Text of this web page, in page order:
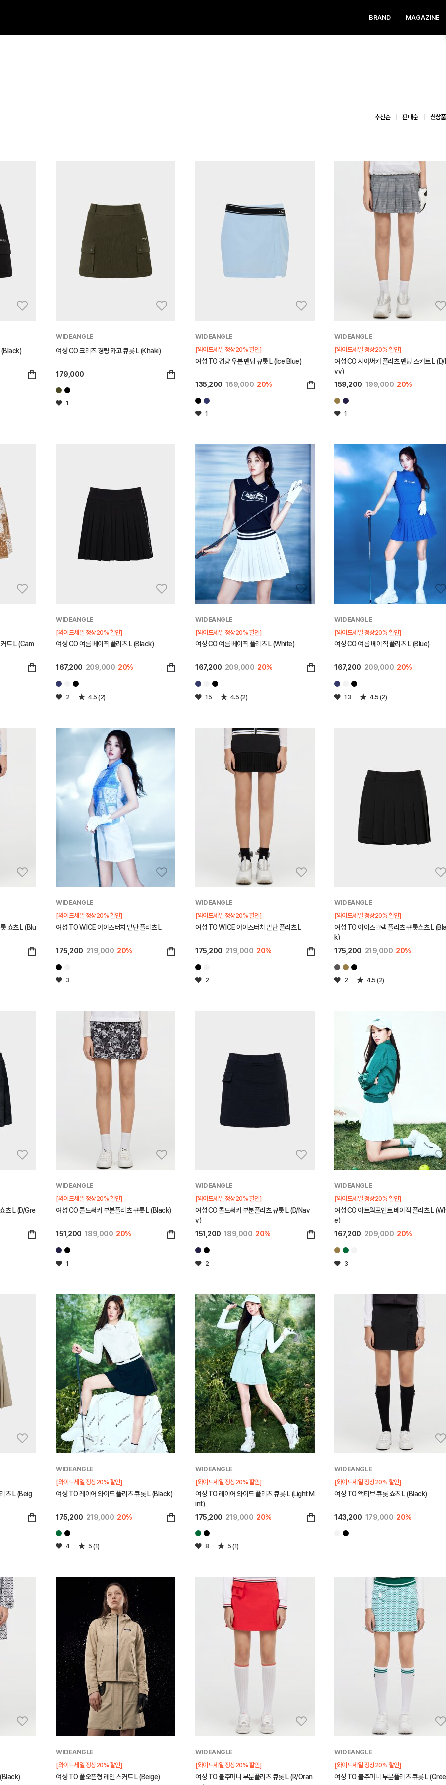
BRAND MAGAZINE
추천순 판매순 신상
(Black)
WIDEANGLE
여성 CO 크리즈 경량 카고 큐롯 L (Khaki)
179,000
1
WIDEANGLE
[와이드세일 정상20% 할인]
여성 TO 경량 우븐 밴딩 큐롯 L (Ice Blue)
135,200 169,000 20%
1
WIDEANGLE
[와이드세일 정상20% 할인]
여성 CO 시어써커 플리츠 밴딩 스커트 L
vy)
159,200 199,000 20%
1
커트 L (Cam
WIDEANGLE
[와이드세일 정상20% 할인]
여성 CO 여름 베이직 플리츠 L (Black)
167,200 209,000 20%
2 4.5 (2)
WIDEANGLE
[와이드세일 정상20% 할인]
여성 CO 여름 베이직 플리츠 L (White)
167,200 209,000 20%
15 4.5 (2)
WIDEANGLE
[와이드세일 정상20% 할인]
여성 CO 여름 베이직 플리츠 L (Blue)
167,200 209,000 20%
13 4.5 (2)
쇼츠 L (Blu
WIDEANGLE
[와이드세일 정상20% 할인]
여성 TO W.ICE 아이스터치 밑단 플리츠 L
175,200 219,000 20%
3
WIDEANGLE
[와이드세일 정상20% 할인]
여성 TO W.ICE 아이스터치 밑단 플리츠 L
175,200 219,000 20%
2
WIDEANGLE
[와이드세일 정상20% 할인]
여성 TO 아이스크랙 플리츠 큐롯쇼츠 L
k)
175,200 219,000 20%
2 4.5 (2)
츠 L (D/Gre
WIDEANGLE
[와이드세일 정상20% 할인]
여성 CO 콜드써커 부분플리츠 큐롯 L (Black)
151,200 189,000 20%
1
WIDEANGLE
[와이드세일 정상20% 할인]
여성 CO 콜드써커 부분플리츠 큐롯 L (D/Nav
y)
151,200 189,000 20%
2
WIDEANGLE
[와이드세일 정상20% 할인]
여성 CO 아트웍포인트 베이직 플리츠 L
e)
167,200 209,000 20%
3
츠 L (Beig
WIDEANGLE
[와이드세일 정상20% 할인]
여성 TO 레이어 와이드 플리츠 큐롯 L (Black)
175,200 219,000 20%
4 5 (1)
WIDEANGLE
[와이드세일 정상20% 할인]
여성 TO 레이어 와이드 플리츠 큐롯 L (Light M
int)
175,200 219,000 20%
8 5 (1)
WIDEANGLE
[와이드세일 정상20% 할인]
여성 TO 액티브 큐롯 쇼츠 L (Black)
143,200 179,000 20%
(Black)
WIDEANGLE
[와이드세일 정상20% 할인]
여성 TO 풀오픈형 레인 스커트 L (Beige)
WIDEANGLE
[와이드세일 정상20% 할인]
여성 TO 볼주머니 부분플리츠 큐롯 L (R/Oran
WIDEANGLE
[와이드세일 정상20% 할인]
여성 TO 볼주머니 부분플리츠 큐롯 L